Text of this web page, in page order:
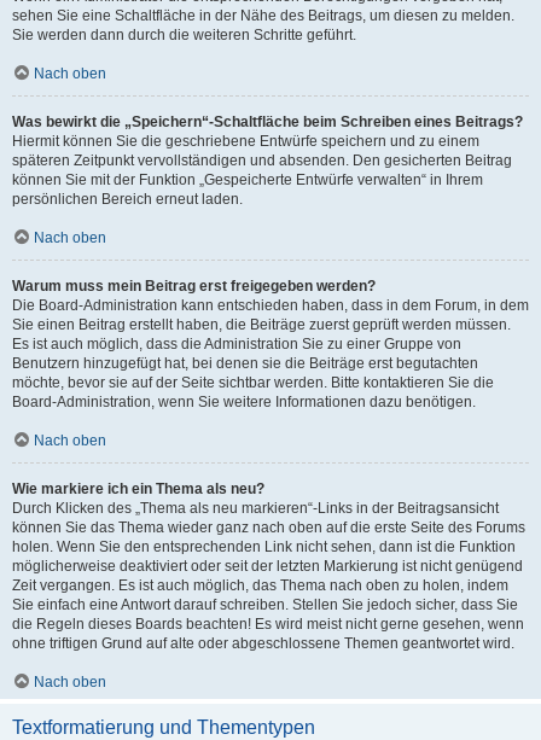
sehen Sie eine Schaltfläche in der Nähe des Beitrags, um diesen zu melden.
Sie werden dann durch die weiteren Schritte geführt.
Nach oben
Was bewirkt die „Speichern“-Schaltfläche beim Schreiben eines Beitrags?
Hiermit können Sie die geschriebene Entwürfe speichern und zu einem
späteren Zeitpunkt vervollständigen und absenden. Den gesicherten Beitrag
können Sie mit der Funktion „Gespeicherte Entwürfe verwalten“ in Ihrem
persönlichen Bereich erneut laden.
Nach oben
Warum muss mein Beitrag erst freigegeben werden?
Die Board-Administration kann entschieden haben, dass in dem Forum, in dem
Sie einen Beitrag erstellt haben, die Beiträge zuerst geprüft werden müssen.
Es ist auch möglich, dass die Administration Sie zu einer Gruppe von
Benutzern hinzugefügt hat, bei denen sie die Beiträge erst begutachten
möchte, bevor sie auf der Seite sichtbar werden. Bitte kontaktieren Sie die
Board-Administration, wenn Sie weitere Informationen dazu benötigen.
Nach oben
Wie markiere ich ein Thema als neu?
Durch Klicken des „Thema als neu markieren“-Links in der Beitragsansicht
können Sie das Thema wieder ganz nach oben auf die erste Seite des Forums
holen. Wenn Sie den entsprechenden Link nicht sehen, dann ist die Funktion
möglicherweise deaktiviert oder seit der letzten Markierung ist nicht genügend
Zeit vergangen. Es ist auch möglich, das Thema nach oben zu holen, indem
Sie einfach eine Antwort darauf schreiben. Stellen Sie jedoch sicher, dass Sie
die Regeln dieses Boards beachten! Es wird meist nicht gerne gesehen, wenn
ohne triftigen Grund auf alte oder abgeschlossene Themen geantwortet wird.
Nach oben
Textformatierung und Thementypen